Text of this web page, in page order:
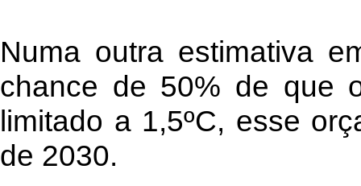
Numa outra estimativa
chance de 50% de que
limitado a 1,5ºC, esse
de 2030.